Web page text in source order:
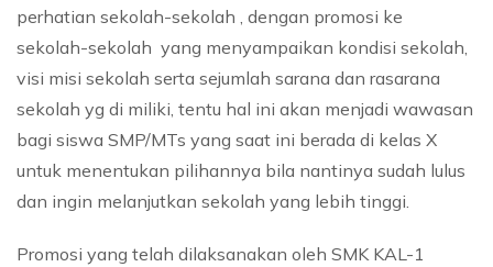
perhatian sekolah-sekolah , dengan promosi ke
sekolah-sekolah yang menyampaikan kondisi sekolah,
visi misi sekolah serta sejumlah sarana dan rasarana
sekolah yg di miliki, tentu hal ini akan menjadi wawasan
bagi siswa SMP/MTs yang saat ini berada di kelas X
untuk menentukan pilihannya bila nantinya sudah lulus
dan ingin melanjutkan sekolah yang lebih tinggi.
Promosi yang telah dilaksanakan oleh SMK KAL-1